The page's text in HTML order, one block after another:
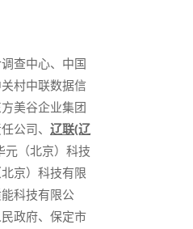
查中心、中国
村中联数据信
美谷企业集团
公司、 辽联(辽
元（北京）科技
京）科技有限
科技有限公
政府、保定市